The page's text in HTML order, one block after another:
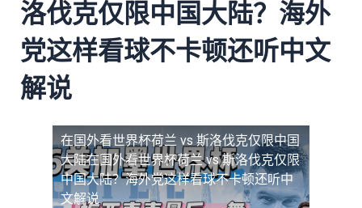
洛伐克仅限中国大陆？海外
党这样看球不卡顿还听中文
解说
在国外看世界杯荷兰 vs 斯洛伐克仅限中国
大陆在国外看世界杯荷兰 vs 斯洛伐克仅限
中国大陆？海外党这样看球不卡顿还听中
文解说